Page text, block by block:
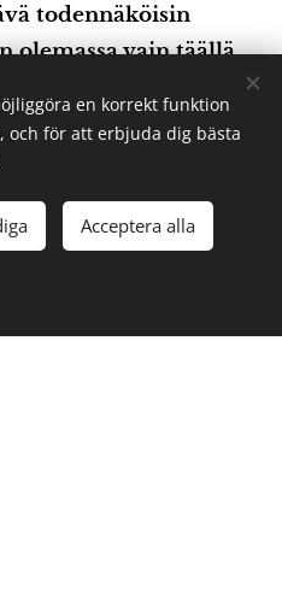
todennäköisin
olemassa vain täällä
nykyhetkestä, koska
eikä tulevaisuutta.
sinulle
en korrekt funktion
och för att erbjuda dig bästa
Acceptera alla